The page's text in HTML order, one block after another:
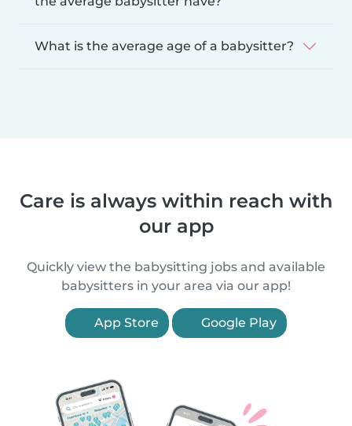
What is the average age of a babysitter?
Care is always within reach with
our app
Quickly view the babysitting jobs and available
babysitters in your area via our app!
App Store Google Play